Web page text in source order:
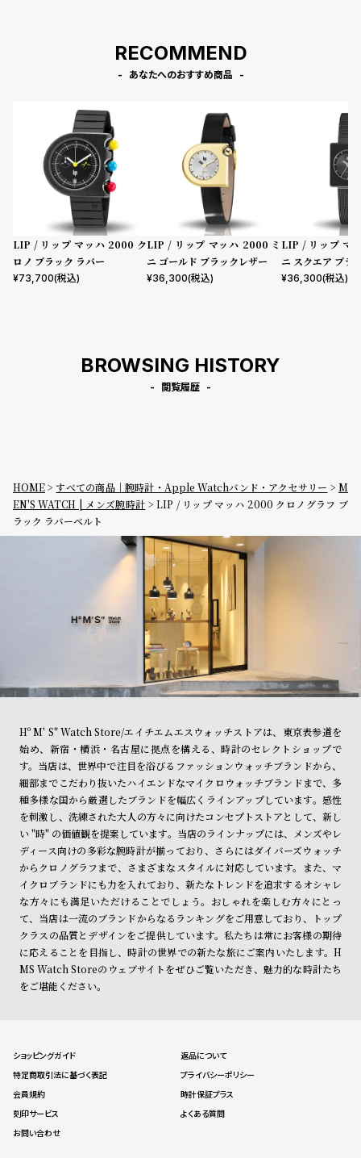
RECOMMEND
あなたへのおすすめ商品
LIP / リップ マッハ 2000 ク
ロノ ブラック ラバー
¥73,700(税込)
LIP / リップ マッハ 2000 ミ
ニ ゴールド ブラックレザー
¥36,300(税込)
LIP / リップ マ
ニ スクエア ブラ
メッシュ
¥36,300(税込)
BROWSING HISTORY
閲覧履歴
HOME すべての商品｜腕時計・Apple Watchバンド・アクセサリー
M
EN'S WATCH | メンズ腕時計
LIP / リップ マッハ 2000 クロノグラフ ブ
ラック ラバーベルト
Hº M' S" Watch Store/エイチエムエスウォッチストアは、東京表参道を
始め、新宿・横浜・名古屋に拠点を構える、時計のセレクトショップで
す。当店は、世界中で注目を浴びるファッションウォッチブランドから、
細部までこだわり抜いたハイエンドなマイクロウォッチブランドまで、多
種多様な国から厳選したブランドを幅広くラインアップしています。感性
を刺激し、洗練された大人の方々に向けたコンセプトストアとして、新し
い "時" の価値観を提案しています。当店のラインナップには、メンズやレ
ディース向けの多彩な腕時計が揃っており、さらにはダイバーズウォッチ
からクロノグラフまで、さまざまなスタイルに対応しています。また、マ
イクロブランドにも力を入れており、新たなトレンドを追求するオシャレ
な方々にも満足いただけることでしょう。おしゃれを楽しむ方々にとっ
て、当店は一流のブランドからなるランキングをご用意しており、トップ
クラスの品質とデザインをご提供しています。私たちは常にお客様の期待
に応えることを目指し、時計の世界での新たな旅にご案内いたします。H
MS Watch Storeのウェブサイトをぜひご覧いただき、魅力的な時計たち
をご堪能ください。
ショッピングガイド
返品について
特定商取引法に基づく表記
プライバシーポリシー
会員規約
時計保証プラス
刻印サービス
よくある質問
お問い合わせ